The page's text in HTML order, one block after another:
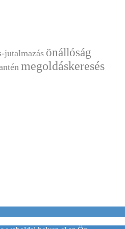
jutalmazás önállóság
megoldáskeresés